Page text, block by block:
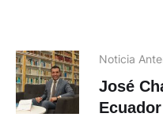
Noticia
José